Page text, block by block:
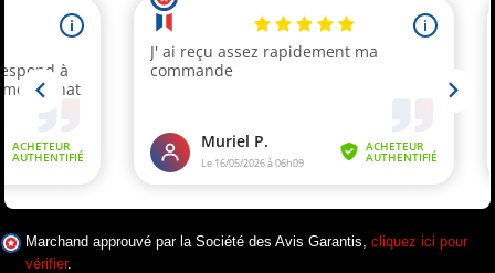
Marchand approuvé par la Société des Avis Garantis, cliquez ici pour
vérifier.